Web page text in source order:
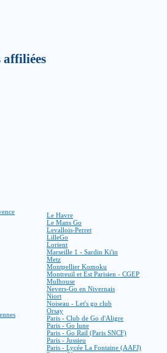
affiliées
Le Havre
Le Mans Go
Levallois-Perret
LilleGo
Lorient
Marseille 1 - Sardin Ki'in
Metz
Montpellier Komoku
Montreuil et Est Parisien - CGEP
Mulhouse
Nevers-Go en Nivernais
Niort
Noiseau - Let's go club
Orsay
Paris - Club de Go d'Aligre
Paris - Go lune
Paris - Go Rail (Paris SNCF)
Paris - Jussieu
Paris - Lycée La Fontaine (AAFJ)